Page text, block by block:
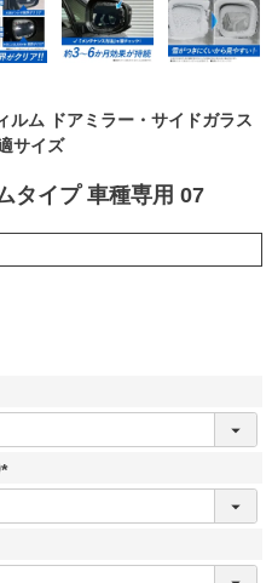
ルム ドアミラー・サイドガラス
サイズ
タイプ 車種専用 07
(